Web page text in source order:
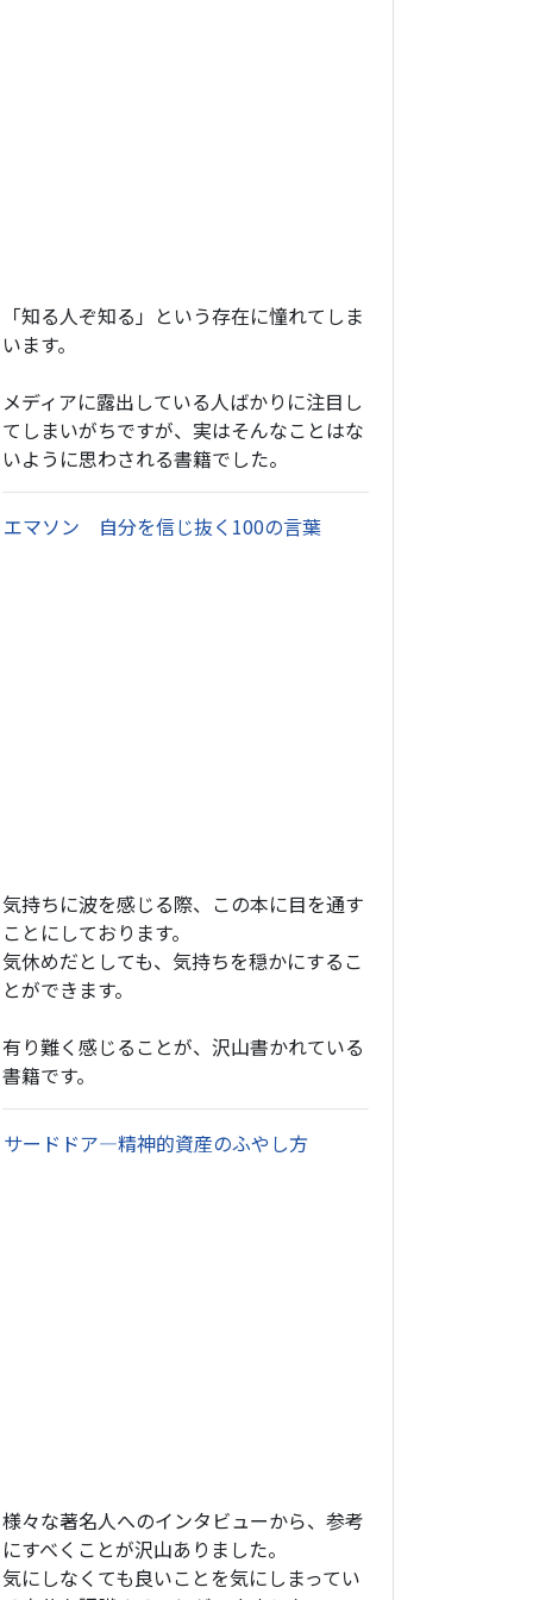
「知る人ぞ知る」という存在に憧れてしま
います。
メディアに露出している人ばかりに注目し
てしまいがちですが、実はそんなことはな
いように思わされる書籍でした。
エマソン 自分を信じ抜く100の言葉
気持ちに波を感じる際、この本に目を通す
ことにしております。
気休めだとしても、気持ちを穏かにするこ
とができます。
有り難く感じることが、沢山書かれている
書籍です。
サードドア―精神的資産のふやし方
様々な著名人へのインタビューから、参考
にすべくことが沢山ありました。
気にしなくても良いことを気にしまってい